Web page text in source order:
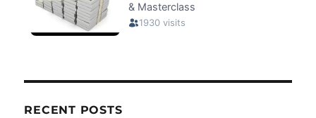
RECENT POSTS